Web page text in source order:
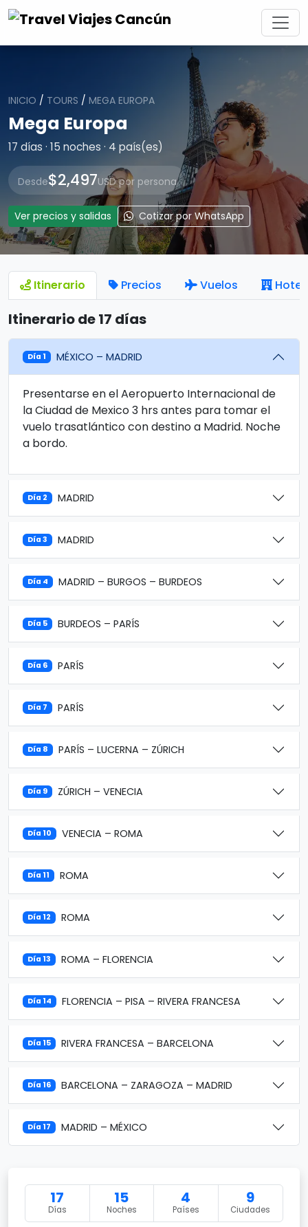
INICIO / TOURS / MEGA EUROPA
Mega Europa
17 días · 15 noches · 4 país(es)
Desde$2,497USD por persona
Ver precios y salidas Cotizar por WhatsApp
Itinerario Precios Vuelos
Itinerario de 17 días
Día 1 MÉXICO – MADRID
Presentarse en el Aeropuerto Internacional de
la Ciudad de Mexico 3 hrs antes para tomar el
vuelo trasatlántico con destino a Madrid. Noche
a bordo.
Día 2 MADRID
Día 3 MADRID
Día 4 MADRID – BURGOS – BURDEOS
Día 5 BURDEOS – PARÍS
Día 6 PARÍS
Día 7 PARÍS
Día 8 PARÍS – LUCERNA – ZÚRICH
Día 9 ZÚRICH – VENECIA
Día 10 VENECIA – ROMA
Día 11 ROMA
Día 12 ROMA
Día 13 ROMA – FLORENCIA
Día 14 FLORENCIA – PISA – RIVERA FRANCESA
Día 15 RIVERA FRANCESA – BARCELONA
Día 16 BARCELONA – ZARAGOZA – MADRID
Día 17 MADRID – MÉXICO
17
Días
15
Noches
4
Países
9
Ciudades